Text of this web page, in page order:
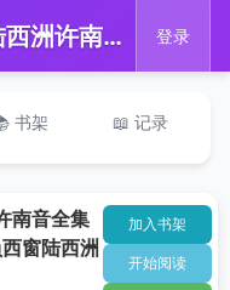
📖 春风未尽负西窗陆西洲许南音全集大结局阅读_春风未尽负西窗陆西洲许南音全集在线阅读 登录
书架 📖 记录
南音全集
窗陆西洲
加入书架
开始阅读